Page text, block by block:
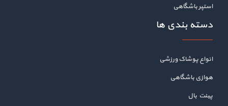
استپر باشگاهی
دسته بندی ها
انواع پوشاک ورزشی
هوازی باشگاهی
پینت بال